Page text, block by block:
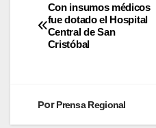
Con insumos médicos
fue dotado el Hospital
Central de San
Cristóbal
PorPrensa Regional